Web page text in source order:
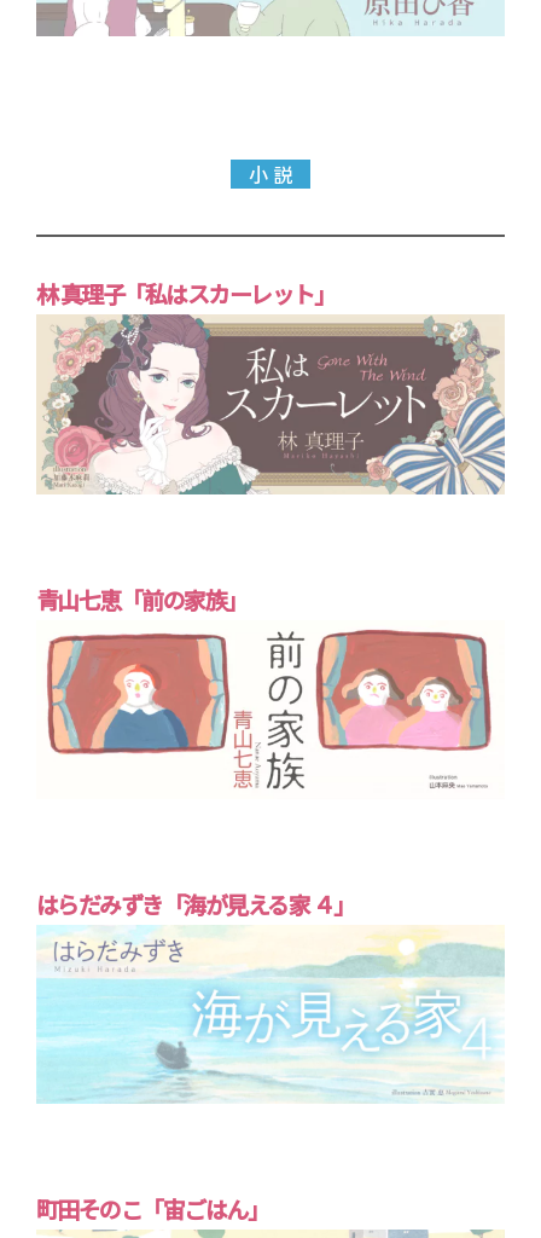
小 説
林 真理子「私はスカーレット」
青山七恵「前の家族」
はらだみずき「海が見える家 ４」
町田そのこ「宙ごはん」